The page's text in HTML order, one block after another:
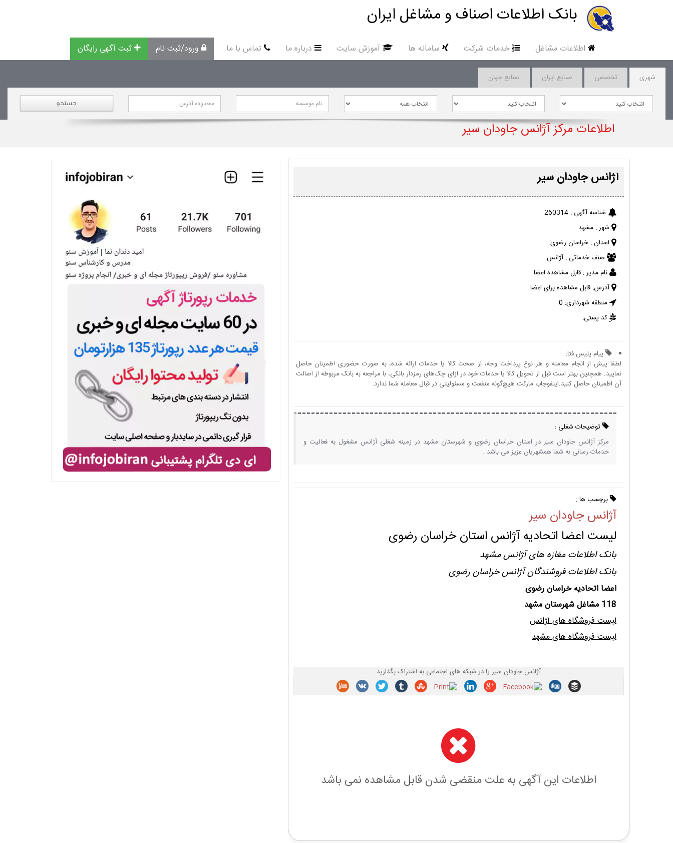
بانک اطلاعات اصناف و مشاغل ایران
اطلاعات مشاغل خدمات شرکت سامانه ها آموزش سایت درباره ما تماس با ما ورود/ثبت نام ثبت آگهی رایگان
شهری تخصصی صنایع ایران صنایع جهان
جستجو
اطلاعات مرکز آژانس جاودان سیر
آژانس جاودان سیر
شناسه آگهی : 260314
شهر : مشهد
استان : خراسان رضوی
صنف خدماتی : آژانس
نام مدیر : قابل مشاهده اعضا
آدرس: قابل مشاهده برای اعضا
منطقه شهرداری: 0
کد پستی:
پیام پلیس فتا:
لطفا پیش از انجام معامله و هر نوع پرداخت وجه، از صحت کالا یا خدمات ارائه شده، به صورت حضوری اطمینان حاصل
نمایید. همچنین بهتر است قبل از تحویل کالا یا خدمات خود در ازای چک‌های رمزدار بانکی، با مراجعه به بانک مربوطه از اصالت
آن اطمینان حاصل کنید.اینفوجاب مارکت هیچ‌گونه منفعت و مسئولیتی در قبال معامله شما ندارد.
توضیحات شغلی :
مرکز آژانس جاودان سیر در استان خراسان رضوی و شهرستان مشهد در زمینه شغلی آژانس مشغول به فعالیت و
خدمات رسانی به شما همشهریان عزیز می باشد .
برچسب ها :
آژانس جاودان سیر
لیست اعضا اتحادیه آژانس استان خراسان رضوی
بانک اطلاعات مغازه های آژانس مشهد
بانک اطلاعات فروشندگان آژانس خراسان رضوی
اعضا اتحادیه خراسان رضوی
118 مشاغل شهرستان مشهد
لیست فروشگاه های آژانس
لیست فروشگاه های مشهد
آژانس جاودان سیر را در شبکه های اجتماعی به اشتراک بگذارید
اطلاعات این آگهی به علت منقضی شدن قابل مشاهده نمی باشد